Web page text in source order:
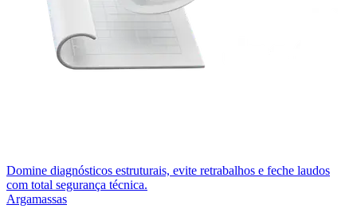
Domine diagnósticos estruturais, evite retrabalhos e feche laudos
com total segurança técnica.
Argamassas